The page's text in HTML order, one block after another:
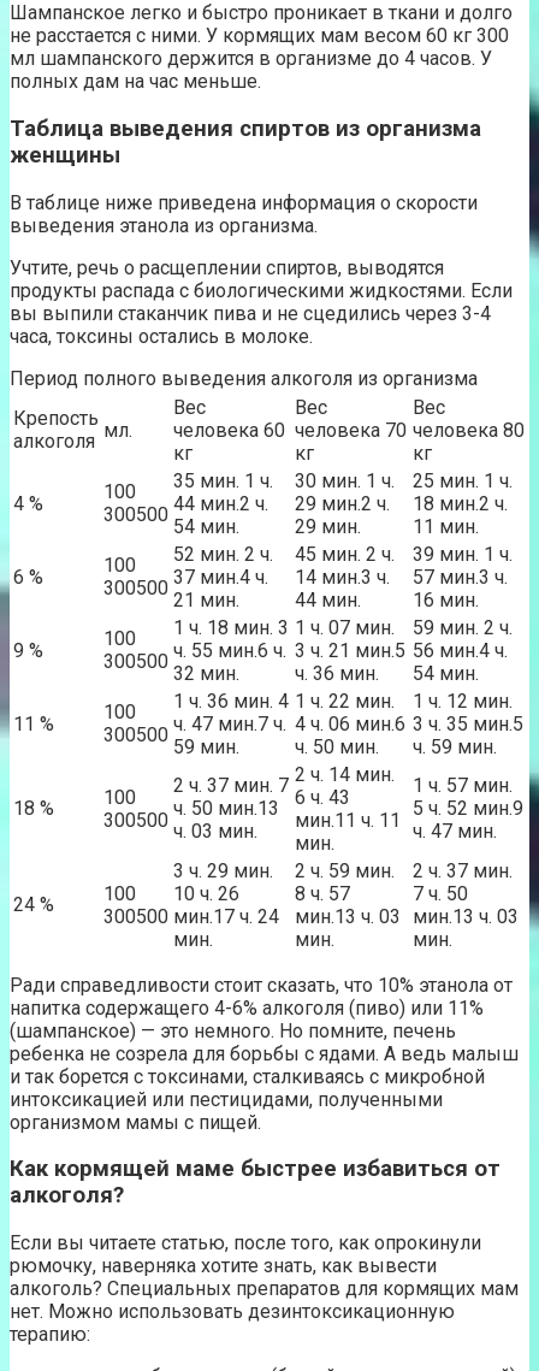
Шампанское легко и быстро проникает в ткани и долго
не расстается с ними. У кормящих мам весом 60 кг 300
мл шампанского держится в организме до 4 часов. У
полных дам на час меньше.
Таблица выведения спиртов из организма
женщины
В таблице ниже приведена информация о скорости
выведения этанола из организма.
Учтите, речь о расщеплении спиртов, выводятся
продукты распада с биологическими жидкостями. Если
вы выпили стаканчик пива и не сцедились через 3-4
часа, токсины остались в молоке.
Период полного выведения алкоголя из организма
Крепость
алкоголя мл.
Вес
человека 60
кг
Вес
человека 70
кг
Вес
человека 80
кг
4 %
100
300500
35 мин. 1 ч.
44 мин.2 ч.
54 мин.
30 мин. 1 ч.
29 мин.2 ч.
29 мин.
25 мин. 1 ч.
18 мин.2 ч.
11 мин.
6 %
100
300500
52 мин. 2 ч.
37 мин.4 ч.
21 мин.
45 мин. 2 ч.
14 мин.3 ч.
44 мин.
39 мин. 1 ч.
57 мин.3 ч.
16 мин.
9 %
100
300500
1 ч. 18 мин. 3
ч. 55 мин.6 ч.
32 мин.
1 ч. 07 мин.
3 ч. 21 мин.5
ч. 36 мин.
59 мин. 2 ч.
56 мин.4 ч.
54 мин.
11 %
100
300500
1 ч. 36 мин. 4
ч. 47 мин.7 ч.
59 мин.
1 ч. 22 мин.
4 ч. 06 мин.6
ч. 50 мин.
1 ч. 12 мин.
3 ч. 35 мин.5
ч. 59 мин.
18 %
100
300500
2 ч. 37 мин. 7
ч. 50 мин.13
ч. 03 мин.
2 ч. 14 мин.
6 ч. 43
мин.11 ч. 11
мин.
1 ч. 57 мин.
5 ч. 52 мин.9
ч. 47 мин.
24 %
100
300500
3 ч. 29 мин.
10 ч. 26
мин.17 ч. 24
мин.
2 ч. 59 мин.
8 ч. 57
мин.13 ч. 03
мин.
2 ч. 37 мин.
7 ч. 50
мин.13 ч. 03
мин.
Ради справедливости стоит сказать, что 10% этанола от
напитка содержащего 4-6% алкоголя (пиво) или 11%
(шампанское) — это немного. Но помните, печень
ребенка не созрела для борьбы с ядами. А ведь малыш
и так борется с токсинами, сталкиваясь с микробной
интоксикацией или пестицидами, полученными
организмом мамы с пищей.
Как кормящей маме быстрее избавиться от
алкоголя?
Если вы читаете статью, после того, как опрокинули
рюмочку, наверняка хотите знать, как вывести
алкоголь? Специальных препаратов для кормящих мам
нет. Можно использовать дезинтоксикационную
терапию: